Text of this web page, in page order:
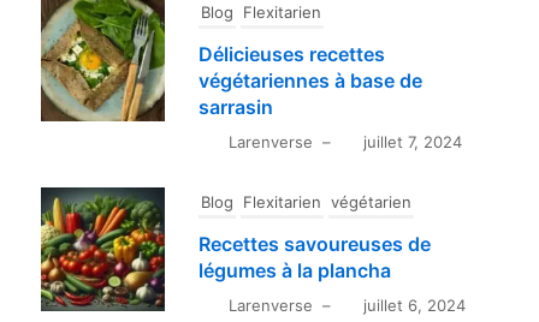
Blog Flexitarien
Délicieuses recettes
végétariennes à base de
sarrasin
Larenverse – juillet 7, 2024
Blog Flexitarien végétarien
Recettes savoureuses de
légumes à la plancha
Larenverse – juillet 6, 2024